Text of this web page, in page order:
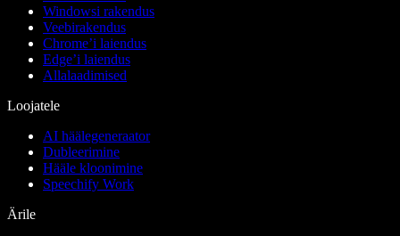
Windowsi rakendus
Veebirakendus
Chrome’i laiendus
Edge’i laiendus
Allalaadimised
Loojatele
AI häälegeneraator
Dubleerimine
Hääle kloonimine
Speechify Work
Ärile